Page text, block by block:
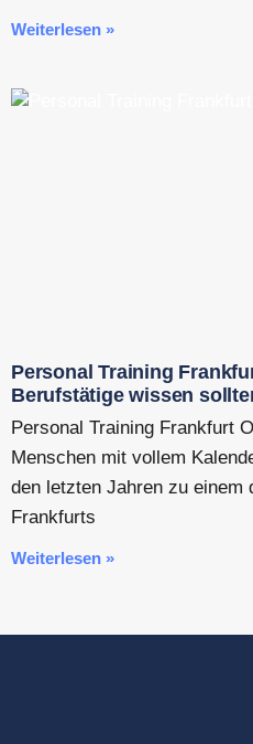
Weiterlesen »
Personal Training
Berufstätige wissen
Personal Training Frankfurt
Menschen mit vollem
den letzten Jahren zu einem
Frankfurts
Weiterlesen »